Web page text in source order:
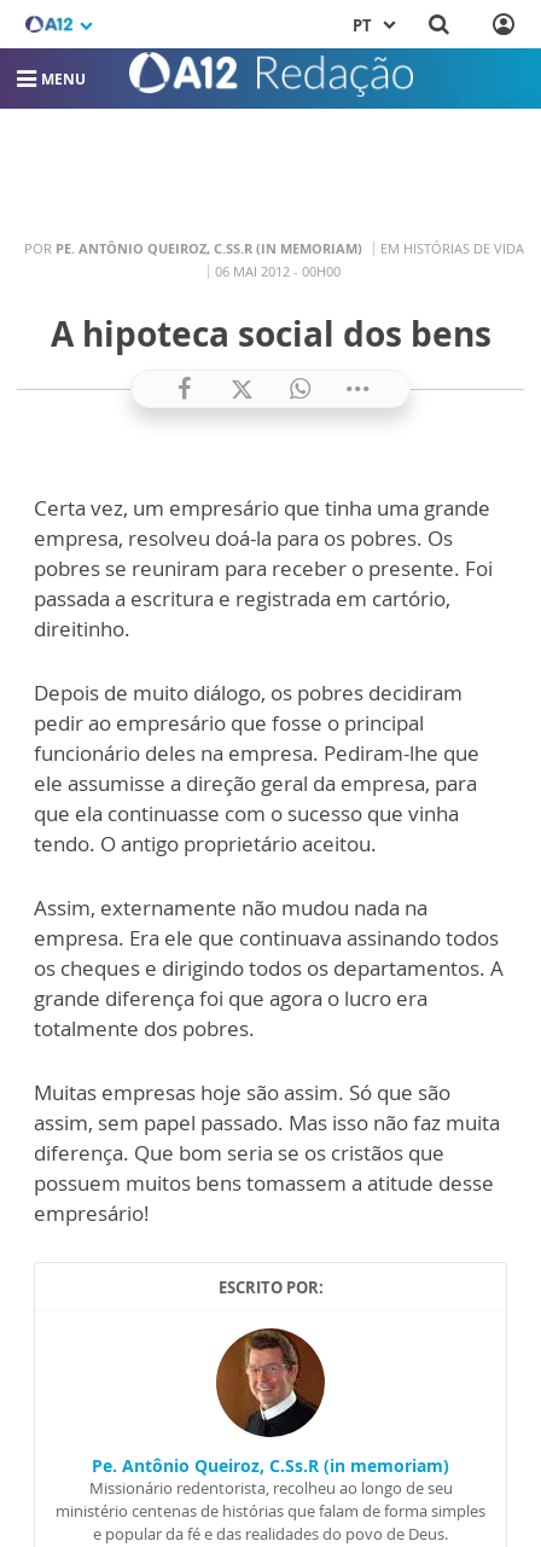
PT
MENU
POR PE. ANTÔNIO QUEIROZ, C.SS.R (IN MEMORIAM)
EM HISTÓRIAS DE VIDA
06 MAI 2012 - 00H00
A hipoteca social dos bens
Certa vez, um empresário que tinha uma grande
empresa, resolveu doá-la para os pobres. Os
pobres se reuniram para receber o presente. Foi
passada a escritura e registrada em cartório,
direitinho.
Depois de muito diálogo, os pobres decidiram
pedir ao empresário que fosse o principal
funcionário deles na empresa. Pediram-lhe que
ele assumisse a direção geral da empresa, para
que ela continuasse com o sucesso que vinha
tendo. O antigo proprietário aceitou.
Assim, externamente não mudou nada na
empresa. Era ele que continuava assinando todos
os cheques e dirigindo todos os departamentos. A
grande diferença foi que agora o lucro era
totalmente dos pobres.
Muitas empresas hoje são assim. Só que são
assim, sem papel passado. Mas isso não faz muita
diferença. Que bom seria se os cristãos que
possuem muitos bens tomassem a atitude desse
empresário!
ESCRITO POR:
Pe. Antônio Queiroz, C.Ss.R (in memoriam)
Missionário redentorista, recolheu ao longo de seu
ministério centenas de histórias que falam de forma simples
e popular da fé e das realidades do povo de Deus.